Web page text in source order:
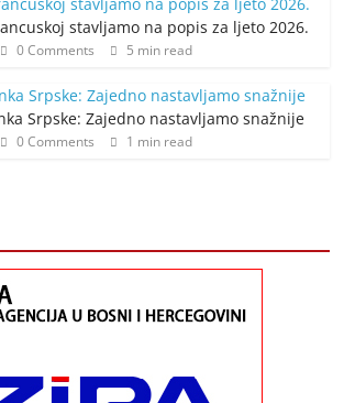
stavljamo na popis za ljeto 2026.
0 Comments 5 min read
Srpske: Zajedno nastavljamo snažnije
0 Comments 1 min read